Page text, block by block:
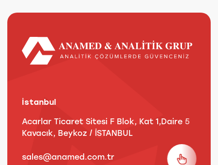
İstanbul
Acarlar Ticaret Sitesi F Blok, Kat 1,Daire 5
Kavacık, Beykoz / İSTANBUL
sales@anamed.com.tr